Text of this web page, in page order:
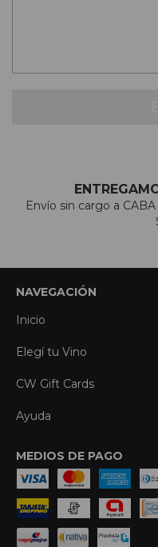
Envío sin cargo a
NAVEGACIÓN
Inicio
Elegí tu Vino
CW Gift Cards
Ayuda
MEDIOS DE PAGO